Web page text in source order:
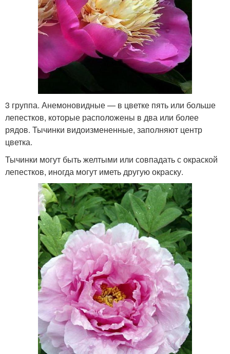
3 группа. Анемоновидные — в цветке пять или больше
лепестков, которые расположены в два или более
рядов. Тычинки видоизмененные, заполняют центр
цветка.
Тычинки могут быть желтыми или совпадать с окраской
лепестков, иногда могут иметь другую окраску.